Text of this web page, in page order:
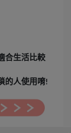
合生活比較
的人使用唷!